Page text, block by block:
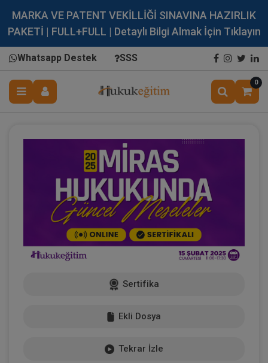
MARKA VE PATENT VEKİLLİĞİ SINAVINA HAZIRLIK
PAKETİ | FULL+FULL | Detaylı Bilgi Almak İçin Tıklayın
Whatsapp Destek SSS
0
Sertifika
Ekli Dosya
Tekrar İzle